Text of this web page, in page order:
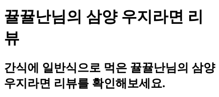
뀰뀰난님의 삼양 우지라면 리
뷰
간식에 일반식으로 먹은 뀰뀰난님의 삼양
우지라면 리뷰를 확인해보세요.